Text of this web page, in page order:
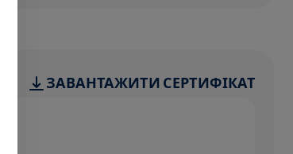
ЗАВАНТАЖИТИ СЕРТИФІКАТ